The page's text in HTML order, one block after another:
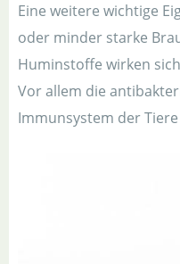
Eine weitere wichtige
oder minder starke
Huminstoffe wirken
Vor allem die
Immunsystem der